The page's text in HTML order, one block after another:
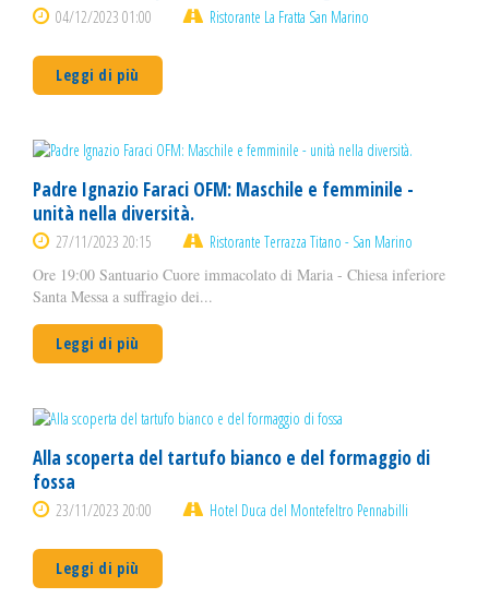
04/12/2023 01:00 Ristorante La Fratta San Marino
Leggi di più
Padre Ignazio Faraci OFM: Maschile e femminile -
unità nella diversità.
27/11/2023 20:15
Ristorante Terrazza Titano - San Marino
Ore 19:00 Santuario Cuore immacolato di Maria - Chiesa inferiore
Santa Messa a suffragio dei...
Leggi di più
Alla scoperta del tartufo bianco e del formaggio di
fossa
23/11/2023 20:00 Hotel Duca del Montefeltro Pennabilli
Leggi di più